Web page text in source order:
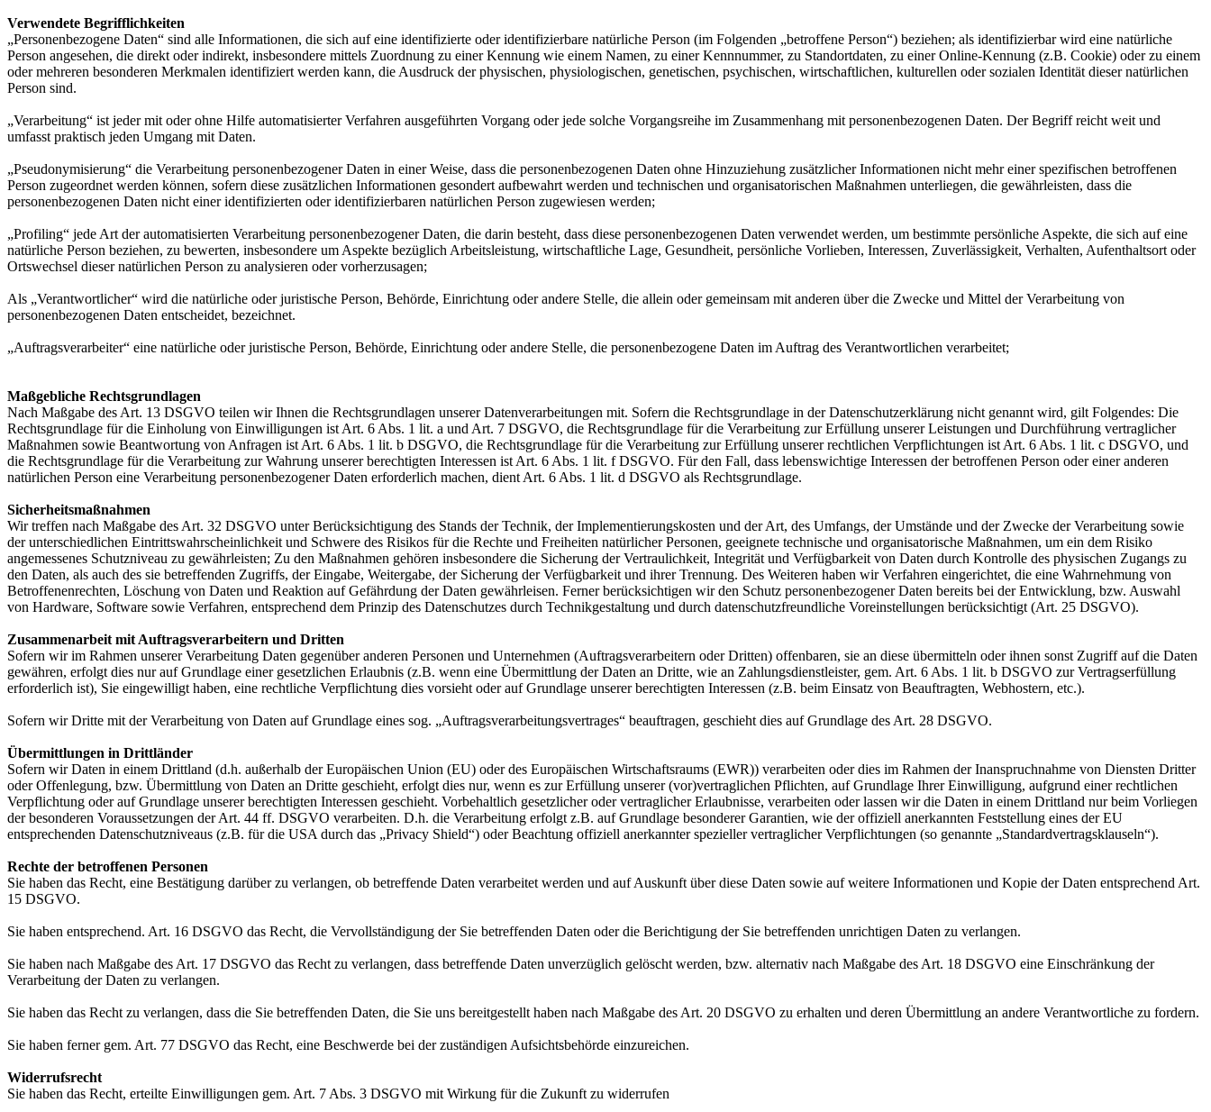
Verwendete Begrifflichkeiten
„Personenbezogene Daten“ sind alle Informationen, die sich auf eine identifizierte oder identifizierbare natürliche Person (im Folgenden „betroffene Person“) beziehen; als identifizierbar wird eine natürliche
Person angesehen, die direkt oder indirekt, insbesondere mittels Zuordnung zu einer Kennung wie einem Namen, zu einer Kennnummer, zu Standortdaten, zu einer Online-Kennung (z.B. Cookie) oder zu einem
oder mehreren besonderen Merkmalen identifiziert werden kann, die Ausdruck der physischen, physiologischen, genetischen, psychischen, wirtschaftlichen, kulturellen oder sozialen Identität dieser natürlichen
Person sind.
„Verarbeitung“ ist jeder mit oder ohne Hilfe automatisierter Verfahren ausgeführten Vorgang oder jede solche Vorgangsreihe im Zusammenhang mit personenbezogenen Daten. Der Begriff reicht weit und
umfasst praktisch jeden Umgang mit Daten.
„Pseudonymisierung“ die Verarbeitung personenbezogener Daten in einer Weise, dass die personenbezogenen Daten ohne Hinzuziehung zusätzlicher Informationen nicht mehr einer spezifischen betroffenen
Person zugeordnet werden können, sofern diese zusätzlichen Informationen gesondert aufbewahrt werden und technischen und organisatorischen Maßnahmen unterliegen, die gewährleisten, dass die
personenbezogenen Daten nicht einer identifizierten oder identifizierbaren natürlichen Person zugewiesen werden;
„Profiling“ jede Art der automatisierten Verarbeitung personenbezogener Daten, die darin besteht, dass diese personenbezogenen Daten verwendet werden, um bestimmte persönliche Aspekte, die sich auf eine
natürliche Person beziehen, zu bewerten, insbesondere um Aspekte bezüglich Arbeitsleistung, wirtschaftliche Lage, Gesundheit, persönliche Vorlieben, Interessen, Zuverlässigkeit, Verhalten, Aufenthaltsort oder
Ortswechsel dieser natürlichen Person zu analysieren oder vorherzusagen;
Als „Verantwortlicher“ wird die natürliche oder juristische Person, Behörde, Einrichtung oder andere Stelle, die allein oder gemeinsam mit anderen über die Zwecke und Mittel der Verarbeitung von
personenbezogenen Daten entscheidet, bezeichnet.
„Auftragsverarbeiter“ eine natürliche oder juristische Person, Behörde, Einrichtung oder andere Stelle, die personenbezogene Daten im Auftrag des Verantwortlichen verarbeitet;
Maßgebliche Rechtsgrundlagen
Nach Maßgabe des Art. 13 DSGVO teilen wir Ihnen die Rechtsgrundlagen unserer Datenverarbeitungen mit. Sofern die Rechtsgrundlage in der Datenschutzerklärung nicht genannt wird, gilt Folgendes: Die
Rechtsgrundlage für die Einholung von Einwilligungen ist Art. 6 Abs. 1 lit. a und Art. 7 DSGVO, die Rechtsgrundlage für die Verarbeitung zur Erfüllung unserer Leistungen und Durchführung vertraglicher
Maßnahmen sowie Beantwortung von Anfragen ist Art. 6 Abs. 1 lit. b DSGVO, die Rechtsgrundlage für die Verarbeitung zur Erfüllung unserer rechtlichen Verpflichtungen ist Art. 6 Abs. 1 lit. c DSGVO, und
die Rechtsgrundlage für die Verarbeitung zur Wahrung unserer berechtigten Interessen ist Art. 6 Abs. 1 lit. f DSGVO. Für den Fall, dass lebenswichtige Interessen der betroffenen Person oder einer anderen
natürlichen Person eine Verarbeitung personenbezogener Daten erforderlich machen, dient Art. 6 Abs. 1 lit. d DSGVO als Rechtsgrundlage.
Sicherheitsmaßnahmen
Wir treffen nach Maßgabe des Art. 32 DSGVO unter Berücksichtigung des Stands der Technik, der Implementierungskosten und der Art, des Umfangs, der Umstände und der Zwecke der Verarbeitung sowie
der unterschiedlichen Eintrittswahrscheinlichkeit und Schwere des Risikos für die Rechte und Freiheiten natürlicher Personen, geeignete technische und organisatorische Maßnahmen, um ein dem Risiko
angemessenes Schutzniveau zu gewährleisten; Zu den Maßnahmen gehören insbesondere die Sicherung der Vertraulichkeit, Integrität und Verfügbarkeit von Daten durch Kontrolle des physischen Zugangs zu
den Daten, als auch des sie betreffenden Zugriffs, der Eingabe, Weitergabe, der Sicherung der Verfügbarkeit und ihrer Trennung. Des Weiteren haben wir Verfahren eingerichtet, die eine Wahrnehmung von
Betroffenenrechten, Löschung von Daten und Reaktion auf Gefährdung der Daten gewährleisen. Ferner berücksichtigen wir den Schutz personenbezogener Daten bereits bei der Entwicklung, bzw. Auswahl
von Hardware, Software sowie Verfahren, entsprechend dem Prinzip des Datenschutzes durch Technikgestaltung und durch datenschutzfreundliche Voreinstellungen berücksichtigt (Art. 25 DSGVO).
Zusammenarbeit mit Auftragsverarbeitern und Dritten
Sofern wir im Rahmen unserer Verarbeitung Daten gegenüber anderen Personen und Unternehmen (Auftragsverarbeitern oder Dritten) offenbaren, sie an diese übermitteln oder ihnen sonst Zugriff auf die Daten
gewähren, erfolgt dies nur auf Grundlage einer gesetzlichen Erlaubnis (z.B. wenn eine Übermittlung der Daten an Dritte, wie an Zahlungsdienstleister, gem. Art. 6 Abs. 1 lit. b DSGVO zur Vertragserfüllung
erforderlich ist), Sie eingewilligt haben, eine rechtliche Verpflichtung dies vorsieht oder auf Grundlage unserer berechtigten Interessen (z.B. beim Einsatz von Beauftragten, Webhostern, etc.).
Sofern wir Dritte mit der Verarbeitung von Daten auf Grundlage eines sog. „Auftragsverarbeitungsvertrages“ beauftragen, geschieht dies auf Grundlage des Art. 28 DSGVO.
Übermittlungen in Drittländer
Sofern wir Daten in einem Drittland (d.h. außerhalb der Europäischen Union (EU) oder des Europäischen Wirtschaftsraums (EWR)) verarbeiten oder dies im Rahmen der Inanspruchnahme von Diensten Dritter
oder Offenlegung, bzw. Übermittlung von Daten an Dritte geschieht, erfolgt dies nur, wenn es zur Erfüllung unserer (vor)vertraglichen Pflichten, auf Grundlage Ihrer Einwilligung, aufgrund einer rechtlichen
Verpflichtung oder auf Grundlage unserer berechtigten Interessen geschieht. Vorbehaltlich gesetzlicher oder vertraglicher Erlaubnisse, verarbeiten oder lassen wir die Daten in einem Drittland nur beim Vorliegen
der besonderen Voraussetzungen der Art. 44 ff. DSGVO verarbeiten. D.h. die Verarbeitung erfolgt z.B. auf Grundlage besonderer Garantien, wie der offiziell anerkannten Feststellung eines der EU
entsprechenden Datenschutzniveaus (z.B. für die USA durch das „Privacy Shield“) oder Beachtung offiziell anerkannter spezieller vertraglicher Verpflichtungen (so genannte „Standardvertragsklauseln“).
Rechte der betroffenen Personen
Sie haben das Recht, eine Bestätigung darüber zu verlangen, ob betreffende Daten verarbeitet werden und auf Auskunft über diese Daten sowie auf weitere Informationen und Kopie der Daten entsprechend Art.
15 DSGVO.
Sie haben entsprechend. Art. 16 DSGVO das Recht, die Vervollständigung der Sie betreffenden Daten oder die Berichtigung der Sie betreffenden unrichtigen Daten zu verlangen.
Sie haben nach Maßgabe des Art. 17 DSGVO das Recht zu verlangen, dass betreffende Daten unverzüglich gelöscht werden, bzw. alternativ nach Maßgabe des Art. 18 DSGVO eine Einschränkung der
Verarbeitung der Daten zu verlangen.
Sie haben das Recht zu verlangen, dass die Sie betreffenden Daten, die Sie uns bereitgestellt haben nach Maßgabe des Art. 20 DSGVO zu erhalten und deren Übermittlung an andere Verantwortliche zu fordern.
Sie haben ferner gem. Art. 77 DSGVO das Recht, eine Beschwerde bei der zuständigen Aufsichtsbehörde einzureichen.
Widerrufsrecht
Sie haben das Recht, erteilte Einwilligungen gem. Art. 7 Abs. 3 DSGVO mit Wirkung für die Zukunft zu widerrufen